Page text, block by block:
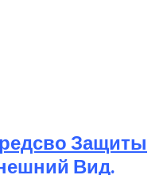
Защиты
Вид.